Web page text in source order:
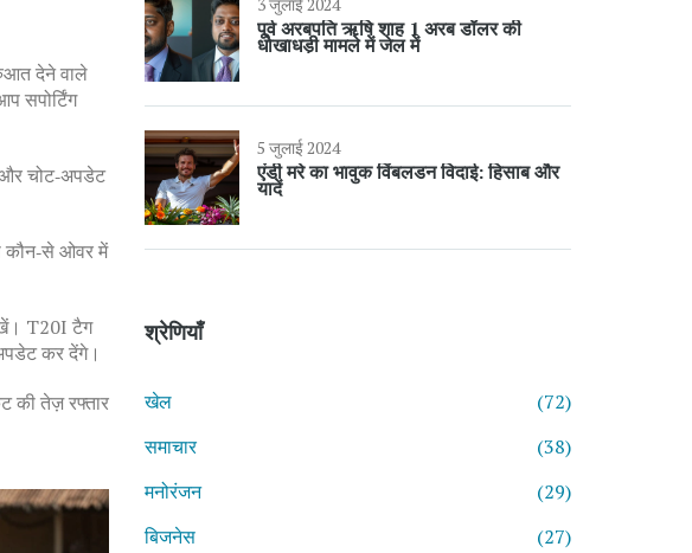
देने वाले
सपोर्टिंग
चोट‑अपडेट
कौन‑से ओवर में
T20I टैग
कर देंगे।
की तेज़ रफ्तार
पूर्व अरबपति ऋषि शाह 1 अरब डॉलर की
धोखाधड़ी मामले में जेल में
5 जुलाई 2024
एंडी मरे का भावुक विंबलडन विदाई: हिसाब और
यादें
श्रेणियाँ
खेल
(72)
समाचार
(38)
मनोरंजन
(29)
बिजनेस
(27)